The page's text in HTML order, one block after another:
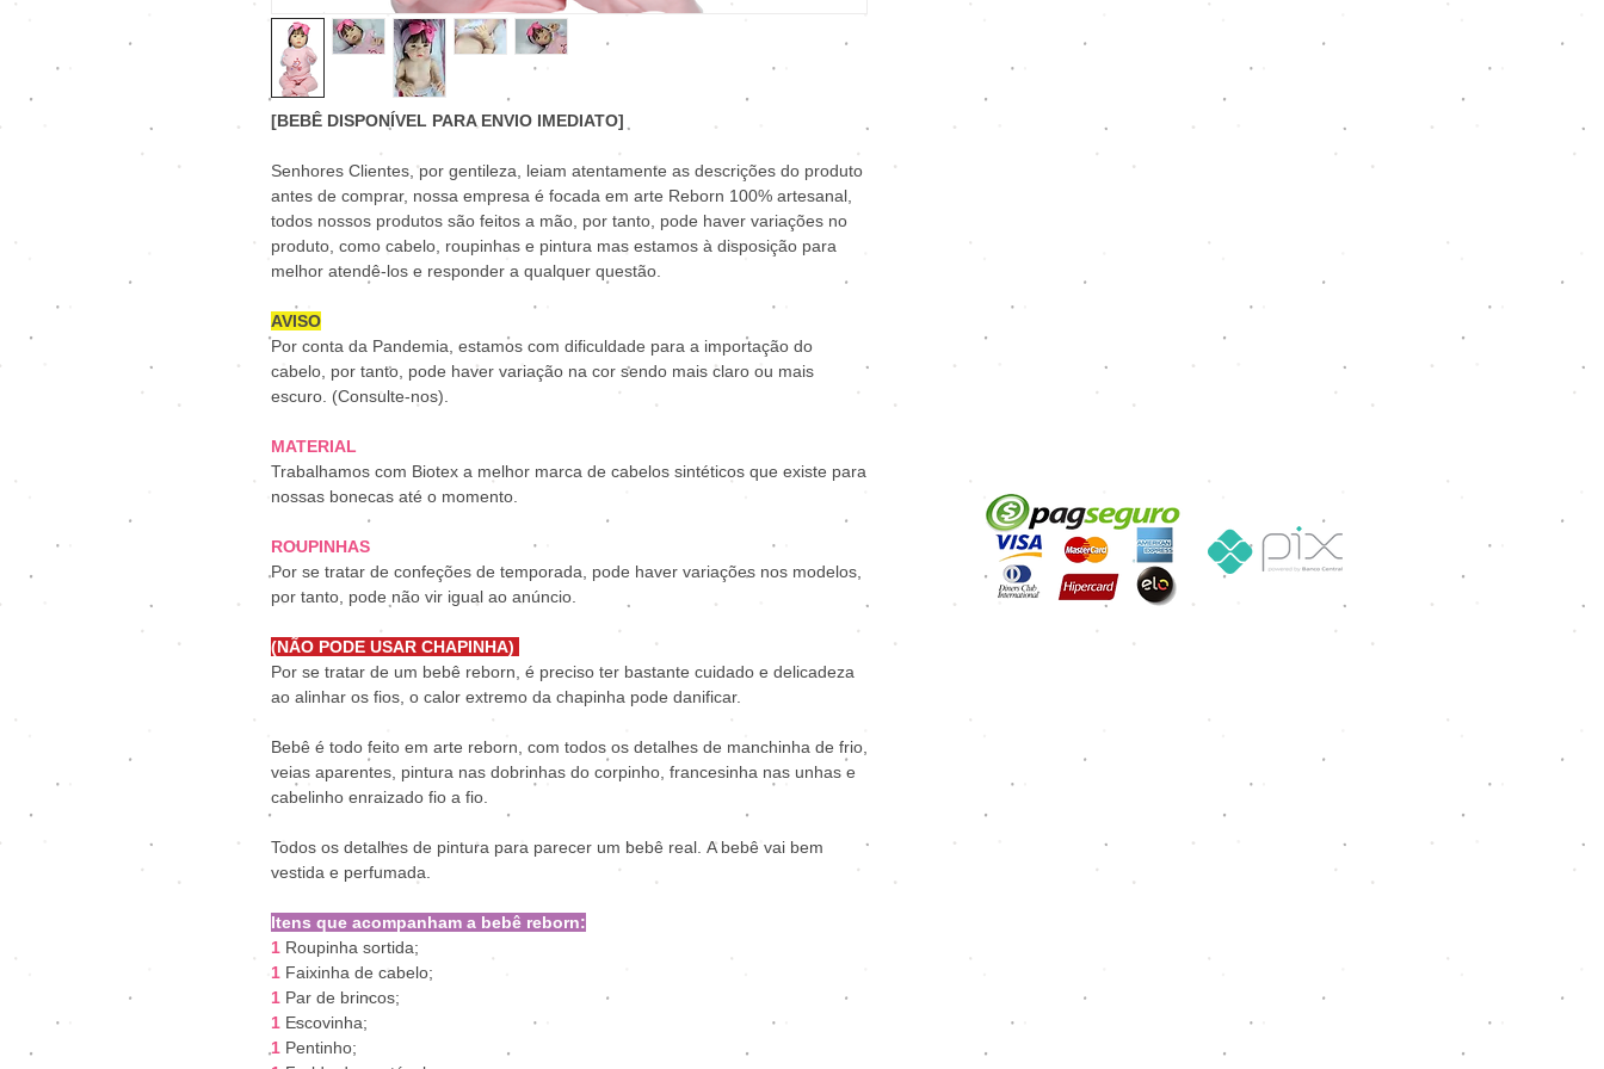
[BEBÊ DISPONÍVEL PARA ENVIO IMEDIATO]
Senhores Clientes, por gentileza, leiam atentamente as descrições do produto
antes de comprar, nossa empresa é focada em arte Reborn 100% artesanal,
todos nossos produtos são feitos a mão, por tanto, pode haver variações no
produto, como cabelo, roupinhas e pintura mas estamos à disposição para
melhor atendê-los e responder a qualquer questão.
AVISO
Por conta da Pandemia, estamos com dificuldade para a importação do
cabelo, por tanto, pode haver variação na cor sendo mais claro ou mais
escuro. (Consulte-nos).
MATERIAL
Trabalhamos com Biotex a melhor marca de cabelos sintéticos que existe para
nossas bonecas até o momento.
ROUPINHAS
Por se tratar de confeções de temporada, pode haver variações nos modelos,
por tanto, pode não vir igual ao anúncio.
(NÃO PODE USAR CHAPINHA)
Por se tratar de um bebê reborn, é preciso ter bastante cuidado e delicadeza
ao alinhar os fios, o calor extremo da chapinha pode danificar.
Bebê é todo feito em arte reborn, com todos os detalhes de manchinha de frio,
veias aparentes, pintura nas dobrinhas do corpinho, francesinha nas unhas e
cabelinho enraizado fio a fio.
Todos os detalhes de pintura para parecer um bebê real. A bebê vai bem
vestida e perfumada.
Itens que acompanham a bebê reborn:
1 Roupinha sortida;
1 Faixinha de cabelo;
1 Par de brincos;
1 Escovinha;
1 Pentinho;